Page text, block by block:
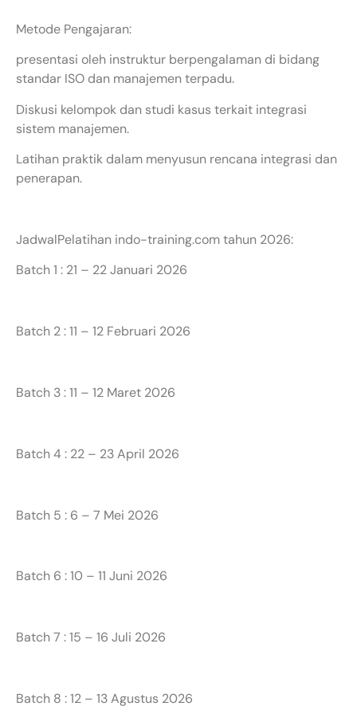
Metode Pengajaran:
presentasi oleh instruktur berpengalaman di bidang
standar ISO dan manajemen terpadu.
Diskusi kelompok dan studi kasus terkait integrasi
sistem manajemen.
Latihan praktik dalam menyusun rencana integrasi dan
penerapan.
JadwalPelatihan indo-training.com tahun 2026:
Batch 1 : 21 – 22 Januari 2026
Batch 2 : 11 – 12 Februari 2026
Batch 3 : 11 – 12 Maret 2026
Batch 4 : 22 – 23 April 2026
Batch 5 : 6 – 7 Mei 2026
Batch 6 : 10 – 11 Juni 2026
Batch 7 : 15 – 16 Juli 2026
Batch 8 : 12 – 13 Agustus 2026